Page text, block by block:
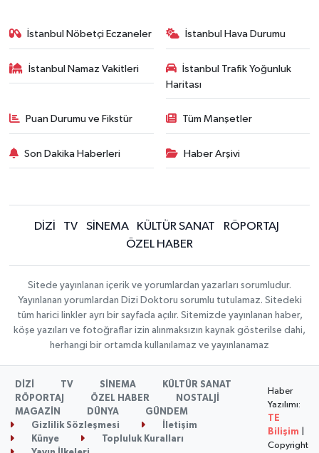
İstanbul Nöbetçi Eczaneler İstanbul Hava Durumu
İstanbul Namaz Vakitleri
İstanbul Trafik Yoğunluk
Haritası
Puan Durumu ve Fikstür Tüm Manşetler
Son Dakika Haberleri Haber Arşivi
DİZİ TV SİNEMA KÜLTÜR SANAT
RÖPORTAJ
ÖZEL HABER
Sitede yayınlanan içerik ve yorumlardan yazarları sorumludur.
Yayınlanan yorumlardan Dizi Doktoru sorumlu tutulamaz. Sitedeki
tüm harici linkler ayrı bir sayfada açılır. Sitemizde yayınlanan haber,
köşe yazıları ve fotoğraflar izin alınmaksızın kaynak gösterilse dahi,
herhangi bir ortamda kullanılamaz ve yayınlanamaz
DİZİ TV SİNEMA
KÜLTÜR SANAT
RÖPORTAJ
ÖZEL HABER
NOSTALJİ
MAGAZİN
DÜNYA
GÜNDEM
Gizlilik Sözleşmesi
İletişim
Künye
Topluluk Kuralları
Haber
Yazılımı:
TE
Bilişim
Copyright